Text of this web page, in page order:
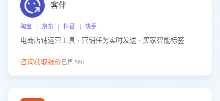
客伴
淘宝 | 京东 | 抖音 | 快手
电商店铺运营工具 · 营销任务实时发送 · 买家智能标签
咨询获取报价已售299+